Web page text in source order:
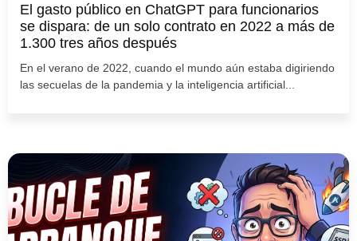
El gasto público en ChatGPT para funcionarios
se dispara: de un solo contrato en 2022 a más de
1.300 tres años después
En el verano de 2022, cuando el mundo aún estaba digiriendo
las secuelas de la pandemia y la inteligencia artificial...